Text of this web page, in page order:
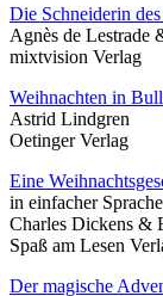
Die Schneiderin
Agnès de Lestrade
mixtvision Verlag
Weihnachten in
Astrid Lindgren
Oetinger Verlag
Eine
in einfacher Sprache
Charles Dickens &
Spaß am Lesen
Der magische